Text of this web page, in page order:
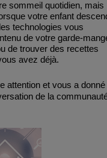
sommeil quotidien, mais
votre enfant
technologies vous
de votre garde-
de trouver des recettes
avez déjà.
attention et vous a donné
de la